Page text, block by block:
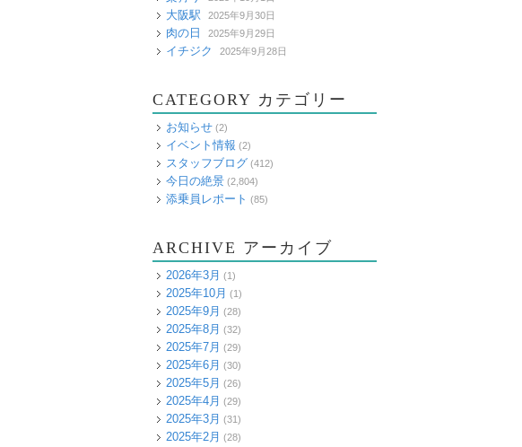
大阪駅 2025年9月30日
肉の日 2025年9月29日
イチジク 2025年9月28日
CATEGORY カテゴリー
お知らせ (2)
イベント情報 (2)
スタッフブログ (412)
今日の絶景 (2,804)
添乗員レポート (85)
ARCHIVE アーカイブ
2026年3月 (1)
2025年10月 (1)
2025年9月 (28)
2025年8月 (32)
2025年7月 (29)
2025年6月 (30)
2025年5月 (26)
2025年4月 (29)
2025年3月 (31)
2025年2月 (28)